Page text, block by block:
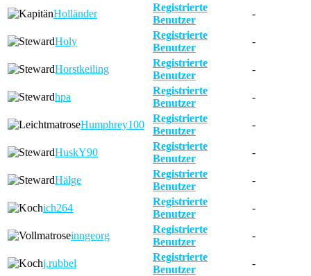
Holländer
Registrierte
Benutzer
-
Holy
Registrierte
Benutzer
-
Horstkeiling
Registrierte
Benutzer
-
hpa
Registrierte
Benutzer
-
Humphrey100
Registrierte
Benutzer
-
HuskY90
Registrierte
Benutzer
-
Hälge
Registrierte
Benutzer
-
ich264
Registrierte
Benutzer
-
inngeorg
Registrierte
Benutzer
-
j.rubbel
Registrierte
Benutzer
-